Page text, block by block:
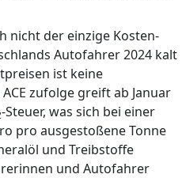
nicht der einzige Kosten-
Autofahrer 2024 kalt
ist keine
zufolge greift ab Januar
-Steuer, was sich bei einer
pro ausgestoßene Tonne
und Treibstoffe
und Autofahrer